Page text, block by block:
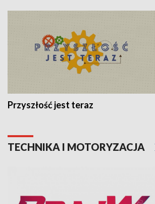
Przyszłość jest teraz
TECHNIKA I MOTORYZACJA